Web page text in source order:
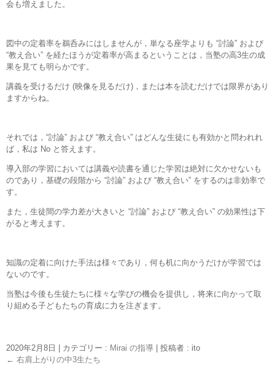
会も増えました。
図中の定着率を鵜呑みにはしませんが，単なる座学よりも “討論” および
“教え合い” を経たほうが定着率が高まるということは，当塾の高3生の成
果を見ても明らかです。
講義を受けるだけ (映像を見るだけ)，または本を読むだけでは限界があり
ますからね。
それでは，“討論” および “教え合い” はどんな生徒にも有効かと問われれ
ば，私は No と答えます。
導入部の学習においては講義や読書を通じた学習は絶対に欠かせないも
のであり，基礎の段階から “討論” および “教え合い” をするのは非効率で
す。
また，生徒間の学力差が大きいと “討論” および “教え合い” の効果性は下
がると考えます。
知識の定着に向けた手法は様々であり，何も机に向かうだけが学習では
ないのです。
当塾は今後も生徒たちに様々な学びの機会を提供し，将来に向かって取
り組める子どもたちの育成に力を注ぎます。
2020年2月8日 カテゴリー : Mirai の指導
投稿者 : ito
← 右肩上がりの中3生たち